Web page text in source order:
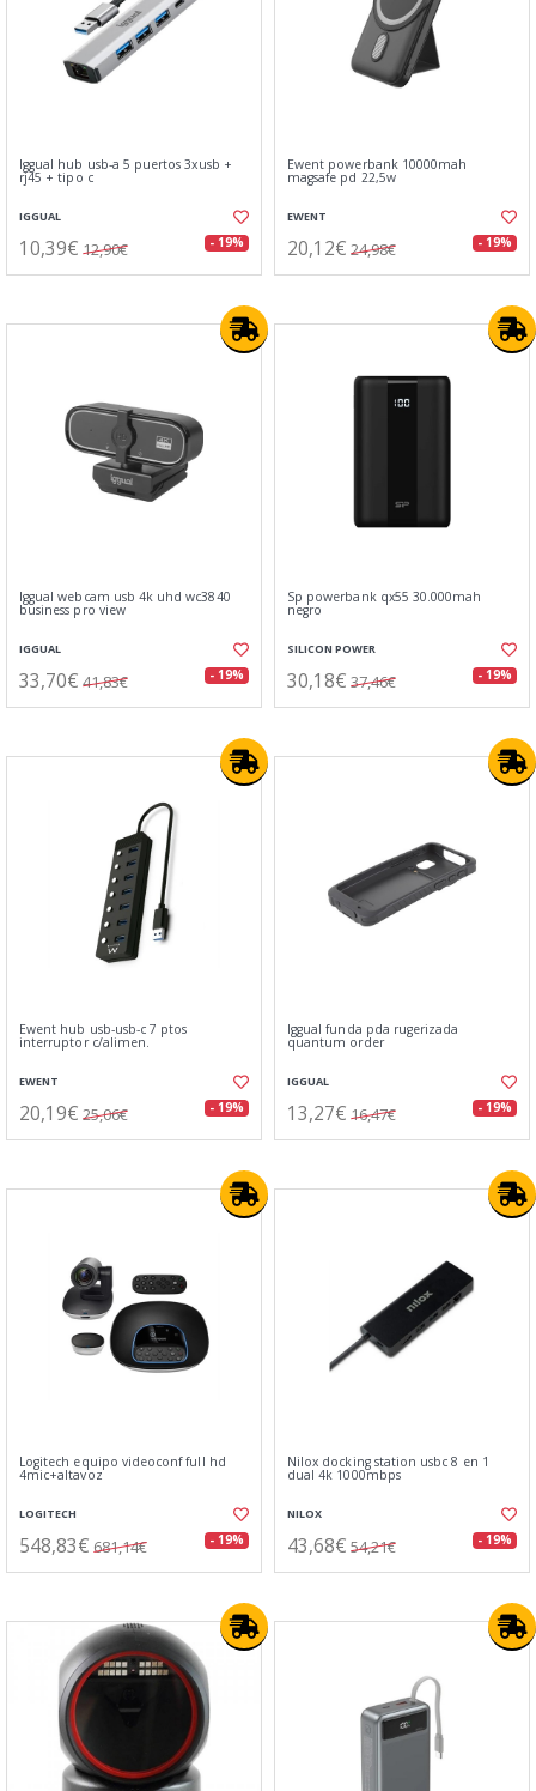
Iggual hub usb-a 5 puertos 3xusb +
rj45 + tipo c
IGGUAL
10,39€ 12,90€ - 19%
Ewent powerbank 10000mah
magsafe pd 22,5w
EWENT
20,12€ 24,98€ - 19%
Iggual webcam usb 4k uhd wc3840
business pro view
IGGUAL
33,70€ 41,83€ - 19%
Sp powerbank qx55 30.000mah
negro
SILICON POWER
30,18€ 37,46€ - 19%
Ewent hub usb-usb-c 7 ptos
interruptor c/alimen.
EWENT
20,19€ 25,06€ - 19%
Iggual funda pda rugerizada
quantum order
IGGUAL
13,27€ 16,47€ - 19%
Logitech equipo videoconf full hd
4mic+altavoz
LOGITECH
548,83€ 681,14€ - 19%
Nilox docking station usbc 8 en 1
dual 4k 1000mbps
NILOX
43,68€ 54,21€ - 19%